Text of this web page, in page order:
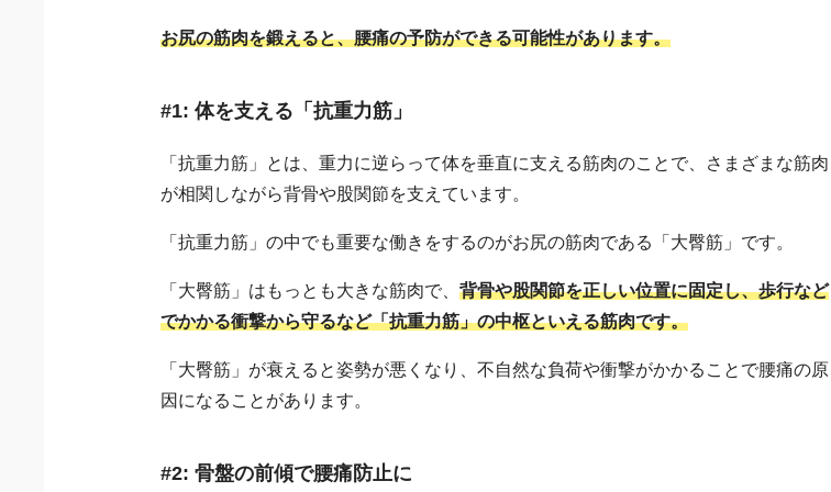
お尻の筋肉を鍛えると、腰痛の予防ができる可能性があります。
#1: 体を支える「抗重力筋」
「抗重力筋」とは、重力に逆らって体を垂直に支える筋肉のことで、さまざまな筋肉
が相関しながら背骨や股関節を支えています。
「抗重力筋」の中でも重要な働きをするのがお尻の筋肉である「大臀筋」です。
「大臀筋」はもっとも大きな筋肉で、背骨や股関節を正しい位置に固定し、歩行など
でかかる衝撃から守るなど「抗重力筋」の中枢といえる筋肉です。
「大臀筋」が衰えると姿勢が悪くなり、不自然な負荷や衝撃がかかることで腰痛の原
因になることがあります。
#2: 骨盤の前傾で腰痛防止に